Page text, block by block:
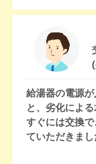
給湯器の電源
と、劣化によ
すぐには交換
ていただきまし